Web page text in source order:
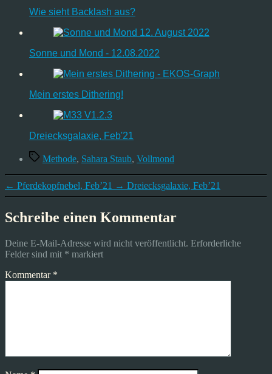
Wie sieht Backlash aus?
Sonne und Mond - 12.08.2022
Mein erstes Dithering!
Dreiecksgalaxie, Feb'21
Schlagwörter
Methode, Sahara Staub, Vollmond
← Pferdekopfnebel, Feb’21 → Dreiecksgalaxie, Feb’21
Schreibe einen Kommentar
Deine E-Mail-Adresse wird nicht veröffentlicht. Erforderliche
Felder sind mit * markiert
Kommentar *